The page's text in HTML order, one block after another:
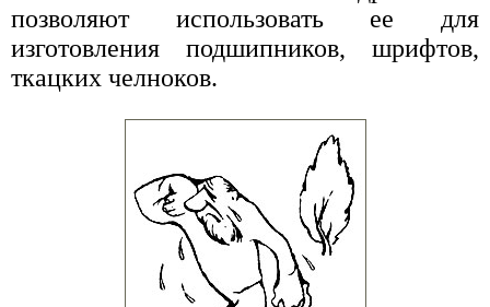
позволяют использовать ее для
изготовления подшипников, шрифтов,
ткацких челноков.